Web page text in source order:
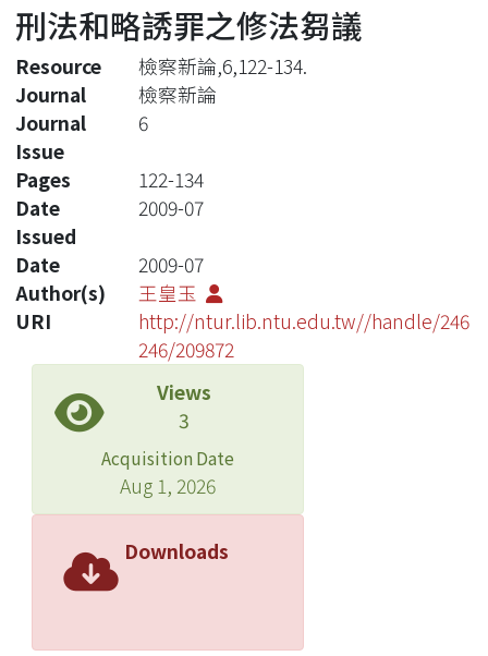
Statistics
刑法和略誘罪之修法芻議
Resource
檢察新論,6,122-134.
Journal
檢察新論
Journal
Issue
6
Pages
122-134
Date
Issued
2009-07
Date
2009-07
Author(s)
王皇玉
URI
http://ntur.lib.ntu.edu.tw//handle/246
246/209872
Views
3
Acquisition Date
Aug 1, 2026
Downloads